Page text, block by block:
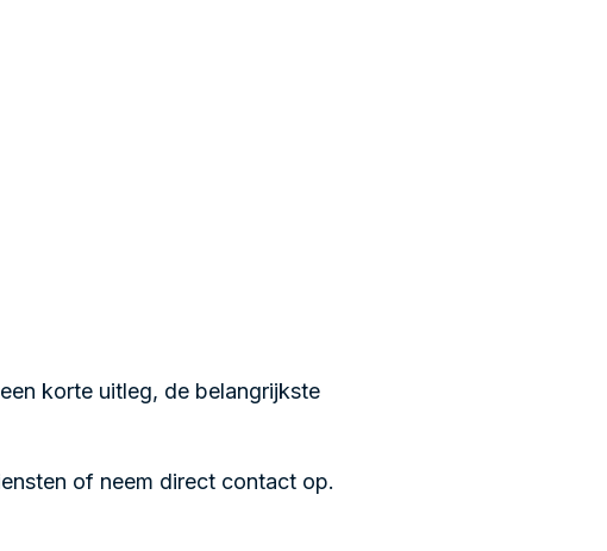
korte uitleg, de belangrijkste
of neem direct contact op.